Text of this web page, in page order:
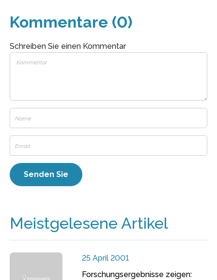
Kommentare (0)
Schreiben Sie einen Kommentar
Meistgelesene Artikel
25 April 2001
Forschungsergebnisse zeigen: